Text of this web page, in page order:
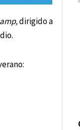
dirigido a